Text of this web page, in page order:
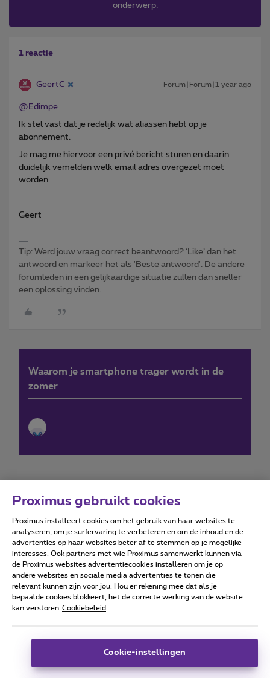
onderwerp.
1 reactie
GeertC Forum|Forum|1 year ago
@Edimpe
Ik stel vast dat je redelijk wat aliassen hebt op je
abonnement.
Je mag me hiervoor een privé bericht sturen en daarin
duidelijk vemelden welk email adres overgezet moet
worden.
Geert
Tip: Werd jouw vraag correct beantwoord? ‘Like’ dan het
antwoord en markeer het als 'Beste antwoord'. De andere
forumleden in een gelijkaardige situatie zullen dan sneller
een oplossing vinden.
Waarom je smartphone trager wordt in de
zomer
Forumvoorwaarden Accessibility statement
Alle rechten voorbehouden. © Proximus
Algemene voorwaarden, consumenteninfo
Deze website is gecreëerd en wordt beheerd conform het
Koning Albert II-laan 27 - B-1030 Brussel.
Proximus gebruikt cookies
Proximus installeert cookies om het gebruik van haar websites te
analyseren, om je surfervaring te verbeteren en om de inhoud en de
advertenties op haar websites beter af te stemmen op je mogelijke
interesses. Ook partners met wie Proximus samenwerkt kunnen via
de Proximus websites advertentiecookies installeren om je op
andere websites en sociale media advertenties te tonen die
relevant kunnen zijn voor jou. Hou er rekening mee dat als je
bepaalde cookies blokkeert, het de correcte werking van de website
kan verstoren Cookiebeleid
Cookie-instellingen